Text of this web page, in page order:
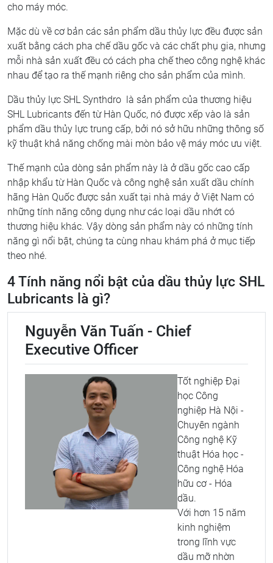
cho máy móc.
Mặc dù về cơ bản các sản phẩm dầu thủy lực đều được sản
xuất bằng cách pha chế dầu gốc và các chất phụ gia, nhưng
mỗi nhà sản xuất đều có cách pha chế theo công nghệ khác
nhau để tạo ra thế mạnh riêng cho sản phẩm của mình.
Dầu thủy lực SHL Synthdro là sản phẩm của thương hiệu
SHL Lubricants đến từ Hàn Quốc, nó được xếp vào là sản
phẩm dầu thủy lực trung cấp, bởi nó sở hữu những thông số
kỹ thuật khả năng chống mài mòn bảo vệ máy móc ưu việt.
Thế mạnh của dòng sản phẩm này là ở dầu gốc cao cấp
nhập khẩu từ Hàn Quốc và công nghệ sản xuất dầu chính
hãng Hàn Quốc được sản xuất tại nhà máy ở Việt Nam có
những tính năng công dụng như các loại dầu nhớt có
thương hiệu khác. Vậy dòng sản phẩm này có những tính
năng gì nổi bật, chúng ta cùng nhau khám phá ở mục tiếp
theo nhé.
4 Tính năng nổi bật của dầu thủy lực SHL
Lubricants là gì?
Nguyễn Văn Tuấn - Chief
Executive Officer
Tốt nghiệp Đại
học Công
nghiệp Hà Nội -
Chuyên ngành
Công nghệ Kỹ
thuật Hóa học -
Công nghệ Hóa
hữu cơ - Hóa
dầu.
Với hơn 15 năm
kinh nghiệm
trong lĩnh vực
dầu mỡ nhờn